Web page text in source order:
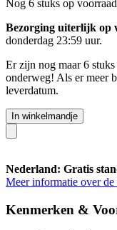
Nog 6 stuks op voorraad
Bezorging uiterlijk op
donderdag 23:59 uur.
Er zijn nog maar 6
onderweg! Als er meer
leverdatum.
In winkelmandje
Nederland: Gratis
Meer informatie over
Kenmerken &